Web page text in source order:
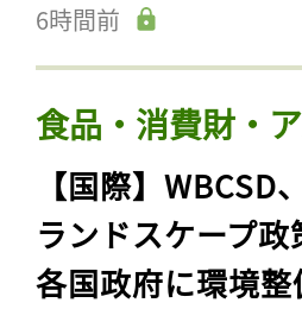
6時間前
食品・消費財・
【国際】
ランドスケープ
各国政府に環境整